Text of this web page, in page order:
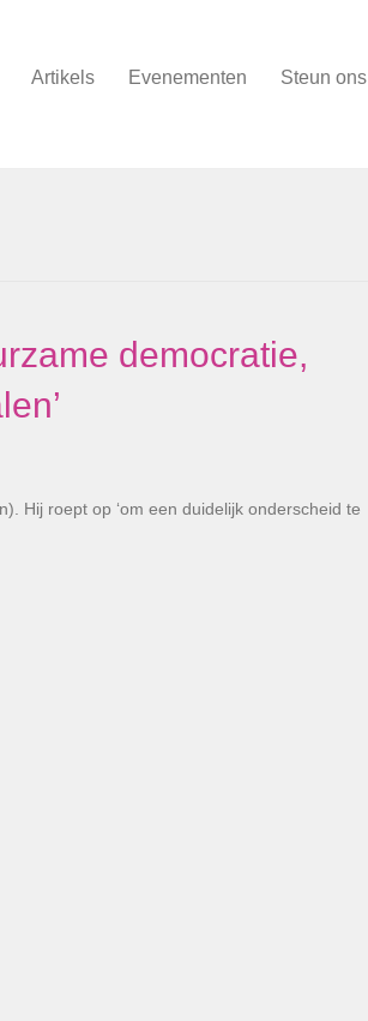
Artikels Evenementen Steun ons
democratie,
Hij roept op ‘om een duidelijk onderscheid te